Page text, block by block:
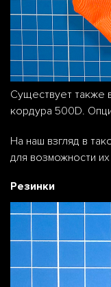
Существует также
кордура 500D.
На наш взгляд в
для возможности
Резинки